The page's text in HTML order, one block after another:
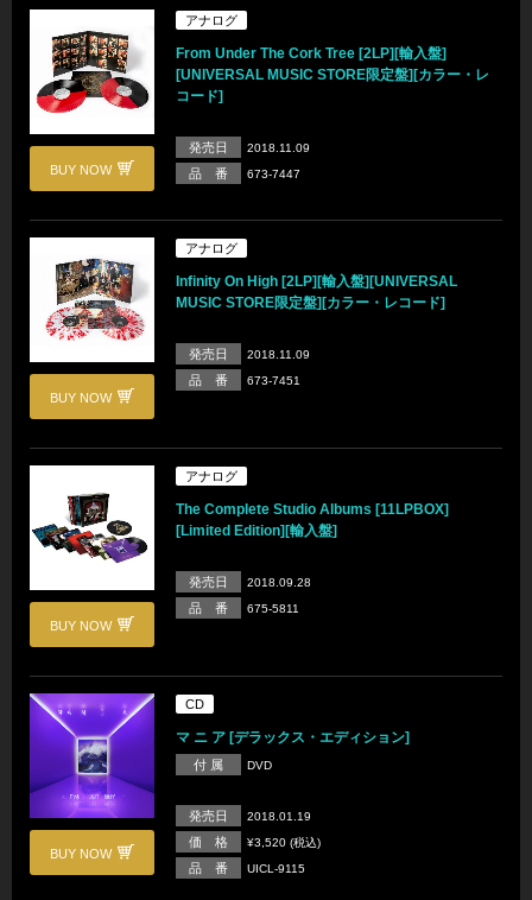
BUY NOW
アナログ
From Under The Cork Tree [2LP][輸入盤]
[UNIVERSAL MUSIC STORE限定盤][カラー・レ
コード]
発売日 2018.11.09
品 番 673-7447
BUY NOW
アナログ
Infinity On High [2LP][輸入盤][UNIVERSAL
MUSIC STORE限定盤][カラー・レコード]
発売日 2018.11.09
品 番 673-7451
BUY NOW
アナログ
The Complete Studio Albums [11LPBOX]
[Limited Edition][輸入盤]
発売日 2018.09.28
品 番 675-5811
BUY NOW
CD
マ ニ ア [デラックス・エディション]
付 属 DVD
発売日 2018.01.19
価 格 ¥3,520 (税込)
品 番 UICL-9115